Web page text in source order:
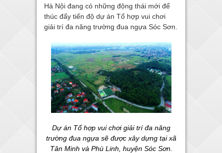
Hà Nội đang có những động thái mới để
thúc đẩy tiến độ dự án Tổ hợp vui chơi
giải trí đa năng trường đua ngựa Sóc Sơn.
Dự án Tổ hợp vui chơi giải trí đa năng
trường đua ngựa sẽ được xây dựng tại xã
Tân Minh và Phù Linh, huyện Sóc Sơn.